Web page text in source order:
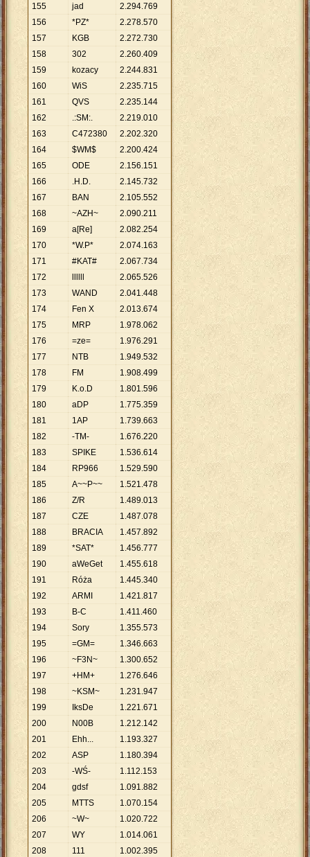
155
jad 2.294.769
156
*PZ* 2.278.570
157
KGB 2.272.730
158
302 2.260.409
159
kozacy 2.244.831
160
WiS 2.235.715
161
QVS 2.235.144
162
.:SM:. 2.219.010
163
C472380 2.202.320
164
$WM$ 2.200.424
165
ODE 2.156.151
166
.H.D. 2.145.732
167
BAN 2.105.552
168
~AZH~ 2.090.211
169
a[Re] 2.082.254
170
*W.P* 2.074.163
171
#KAT# 2.067.734
172
2.065.526
173
WAND 2.041.448
174
Fen X 2.013.674
175
MRP 1.978.062
176
=ze= 1.976.291
177
NTB 1.949.532
178
FM 1.908.499
179
K.o.D 1.801.596
180
aDP 1.775.359
181
1AP 1.739.663
182
-TM- 1.676.220
183
SPIKE 1.536.614
184
RP966 1.529.590
185
A~~P~~ 1.521.478
186
Z/R 1.489.013
187
CZE 1.487.078
188
BRACIA 1.457.892
189
*SAT* 1.456.777
190
aWeGet 1.455.618
191
Róża 1.445.340
192
ARMI 1.421.817
193
B-C 1.411.460
194
Sory 1.355.573
195
=GM= 1.346.663
196
~F3N~ 1.300.652
197
+HM+ 1.276.646
198
~KSM~ 1.231.947
199
IksDe 1.221.671
200
N00B 1.212.142
201
Ehh... 1.193.327
202
ASP 1.180.394
203
-WŚ- 1.112.153
204
gdsf 1.091.882
205
MTTS 1.070.154
206
~W~ 1.020.722
207
WY 1.014.061
208
111 1.002.395